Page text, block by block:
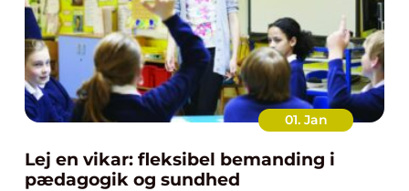
01. Jan
Lej en vikar: fleksibel bemanding i
pædagogik og sundhed